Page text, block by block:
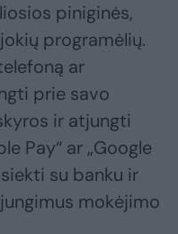
piniginės,
programėlių.
ar
prie savo
ir atjungti
Pay“ ar „Google
su banku ir
mokėjimo